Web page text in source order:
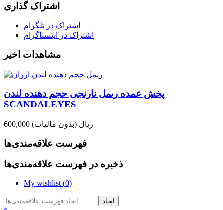
اشتراک گذاری
اشتراک در تلگرام
اشتراک در اینستاگرام
مشاهدات اخیر
پخش عمده ریمل نارنجی حجم دهنده لندن
SCANDALEYES
600,000 ریال (بدون مالیات)
فهرست علاقه‌مندی‌ها
ذخیره در فهرست علاقه‌مندی‌ها
My wishlist (0)
ایجاد